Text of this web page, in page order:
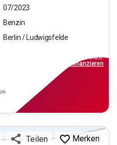
07/2023
Benzin
Berlin / Ludwigsfelde
inkl.MwSt.
finanzieren
Teilen Merken